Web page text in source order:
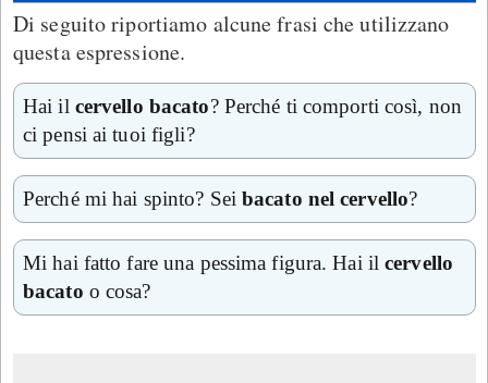
Di seguito riportiamo alcune frasi che utilizzano
questa espressione.
Hai il cervello bacato? Perché ti comporti così, non
ci pensi ai tuoi figli?
Perché mi hai spinto? Sei bacato nel cervello?
Mi hai fatto fare una pessima figura. Hai ilcervello
bacato o cosa?